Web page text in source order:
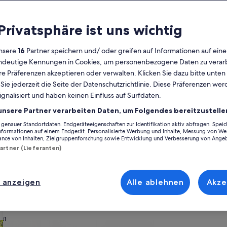
Derzeit
die
Monate
August
2026
und
September
angezeigt.
MoMontag
DiDienstag
MiMittwoch
DoDonnerstag
Fr Freitag
SaSamstag
SoSonntag
3 4 5 6 7 8 9
10 11 12
23
30
31
MoMontag
Di
7 8 9
21 22
28 29
Royal Arena, die perfekt für deinen Aufenthalt sind. Egal, ob du
Bedürfnisse erfüllen. Was so dazugehört? Beispielsweise
gerecht wird – dir steht ein vielfältiges Angebot mit allerlei
deinem Geschmack
oder Apartments
ist uns wichtig
16 Partner speichern und/ oder greifen auf Informationen auf
Kennungen in Cookies, um personenbezogene Daten zu
Präferenzen akzeptieren oder verwalten. Klicken Sie dazu bitte
jederzeit die Seite der Datenschutzrichtlinie. Diese Präferenzen
und haben keinen Einfluss auf Surfdaten.
Partner verarbeiten Daten, um Folgendes
Standortdaten. Endgeräteeigenschaften zur Identifikation aktiv abfragen.
auf einem Endgerät. Personalisierte Werbung und Inhalte, Messung von
von Inhalten, Zielgruppenforschung sowie Entwicklung und Verbesserung von
(Lieferanten)
Alle ablehnen